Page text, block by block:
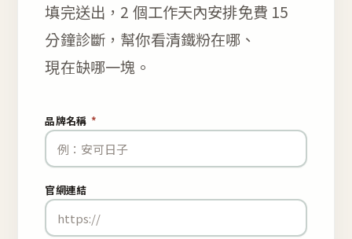
填完送出，2 個工作天內安排免費 15
分鐘診斷，幫你看清鐵粉在哪、
現在缺哪一塊。
品牌名稱 *
官網連結